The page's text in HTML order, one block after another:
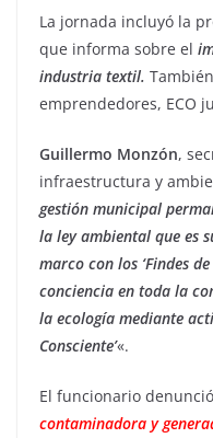
La jornada incluyó la
que informa sobre el
industria textil.
emprendedores, ECO
Guillermo Monzón,
infraestructura y
gestión municipal
la ley ambiental que es
marco con los ‘Findes
conciencia en toda la
la ecología mediante
Consciente’«.
El funcionario
contaminadora y